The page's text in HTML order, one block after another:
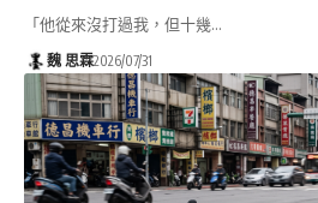
「他從來沒打過我，但十幾…
魏 思霖2026/07/31